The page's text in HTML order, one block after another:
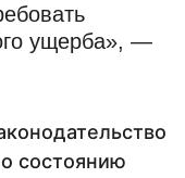
ущерба», —
состоянию